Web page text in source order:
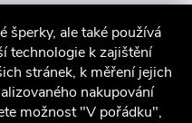
šperky, ale také používá
technologie k zajištění
stránek, k měření jejich
nakupování
možnost "V pořádku",